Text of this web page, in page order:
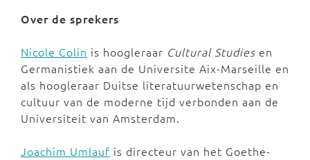
Over de sprekers
Nicole Colin is hoogleraar Cultural Studies en
Germanistiek aan de Universite Aix-Marseille en
als hoogleraar Duitse literatuurwetenschap en
cultuur van de moderne tijd verbonden aan de
Universiteit van Amsterdam.
Joachim Umlauf is directeur van het Goethe-